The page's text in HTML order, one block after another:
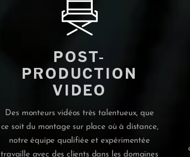
POST-
PRODUCTION
VIDEO
Des monteurs vidéos très talentueux, que
ce soit du montage sur place où à distance,
notre équipe qualifiée et expérimentée
travaille avec des clients dans les domaines